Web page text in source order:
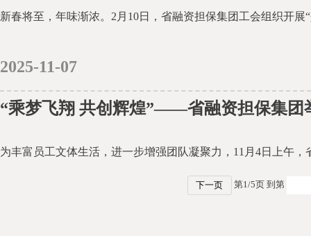
2025-11-07
“乘梦飞翔 共创辉煌”——省融资担保集团
下一页 第1/5页 到第